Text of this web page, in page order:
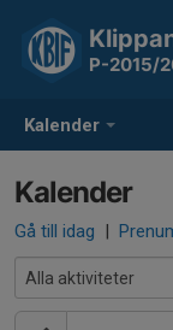
Kalender
P-2015/
Kalender
Gå till idag |